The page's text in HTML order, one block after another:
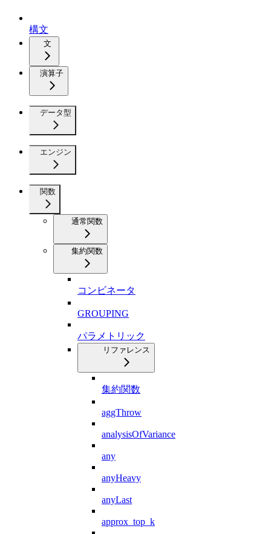
構文
文
演算子
データ型
エンジン
関数
通常関数
集約関数
コンビネータ
GROUPING
パラメトリック
リファレンス
集約関数
aggThrow
analysisOfVariance
any
anyHeavy
anyLast
approx_top_k